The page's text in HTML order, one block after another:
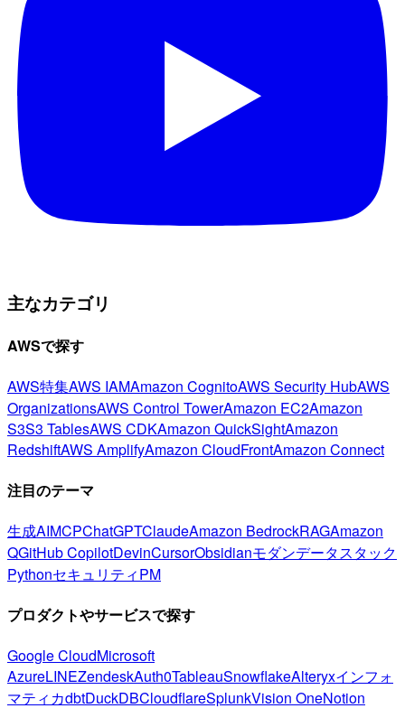
主なカテゴリ
AWSで探す
AWS特集AWS IAMAmazon CognitoAWS Security HubAWS
OrganizationsAWS Control TowerAmazon EC2Amazon
S3S3 TablesAWS CDKAmazon QuickSightAmazon
RedshiftAWS AmplifyAmazon CloudFrontAmazon Connect
注目のテーマ
生成AIMCPChatGPTClaudeAmazon BedrockRAGAmazon
QGitHub CopilotDevinCursorObsidianモダンデータスタック
PythonセキュリティPM
プロダクトやサービスで探す
Google CloudMicrosoft
AzureLINEZendeskAuth0TableauSnowflakeAlteryxインフォ
マティカdbtDuckDBCloudflareSplunkVision OneNotion